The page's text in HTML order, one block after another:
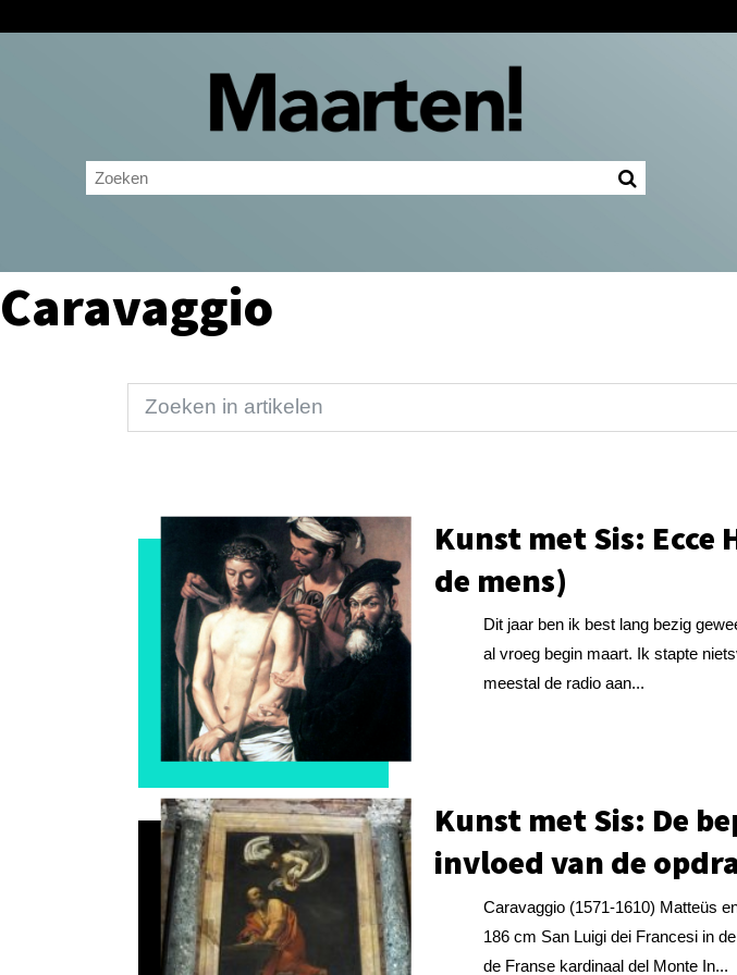
Ingelogd blijven
Caravaggio
Kunst met Sis: Ecce
de mens)
Dit jaar ben ik best lang bezig
al vroeg begin maart. Ik stapte
meestal de radio aan...
Kunst met Sis: De
invloed van de
Caravaggio (1571-1610) Matteüs
186 cm San Luigi dei Francesi in
de Franse kardinaal del Monte In...